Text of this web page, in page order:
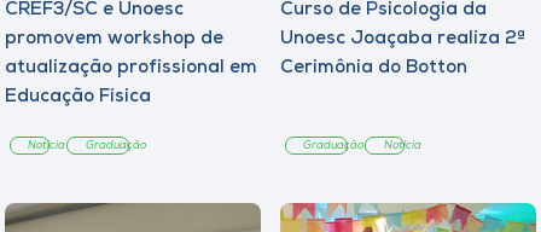
CREF3/SC e Unoesc
promovem workshop de
atualização profissional em
Educação Física
Notícia Graduação
Curso de Psicologia da
Unoesc Joaçaba realiza 2ª
Cerimônia do Botton
Graduação Notícia